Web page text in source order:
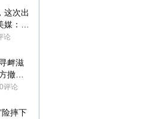
这次出
：俄
论
衅滋
撤
评论
险摔下